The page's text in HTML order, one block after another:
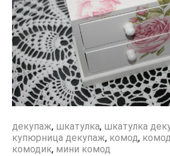
декупаж, шкатулка, шкатулка
купюрница декупаж, комод,
комодик, мини комод